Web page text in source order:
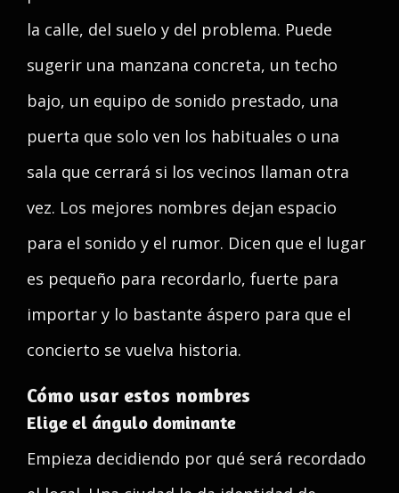
la calle, del suelo y del problema. Puede
sugerir una manzana concreta, un techo
bajo, un equipo de sonido prestado, una
puerta que solo ven los habituales o una
sala que cerrará si los vecinos llaman otra
vez. Los mejores nombres dejan espacio
para el sonido y el rumor. Dicen que el lugar
es pequeño para recordarlo, fuerte para
importar y lo bastante áspero para que el
concierto se vuelva historia.
Cómo usar estos nombres
Elige el ángulo dominante
Empieza decidiendo por qué será recordado